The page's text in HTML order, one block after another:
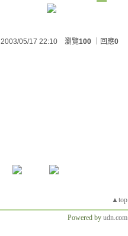
2003/05/17 22:10 瀏覽100 ｜回應0
▲top
Powered by udn.com